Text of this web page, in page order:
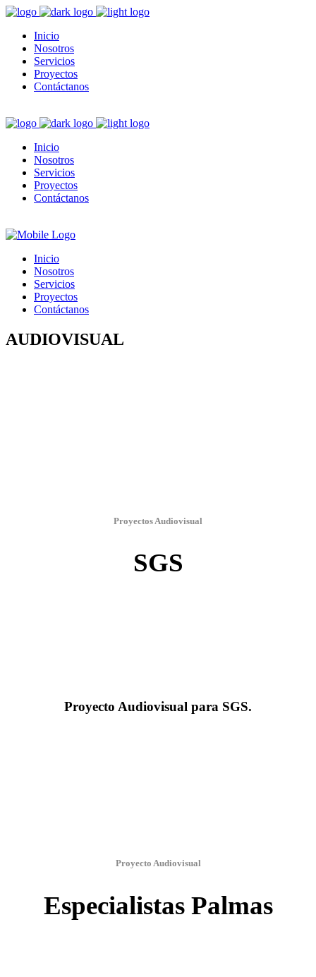
Inicio
Nosotros
Servicios
Proyectos
Contáctanos
Inicio
Nosotros
Servicios
Proyectos
Contáctanos
Inicio
Nosotros
Servicios
Proyectos
Contáctanos
AUDIOVISUAL
Proyectos Audiovisual
SGS
Proyecto Audiovisual para SGS.
Proyecto Audiovisual
Especialistas Palmas